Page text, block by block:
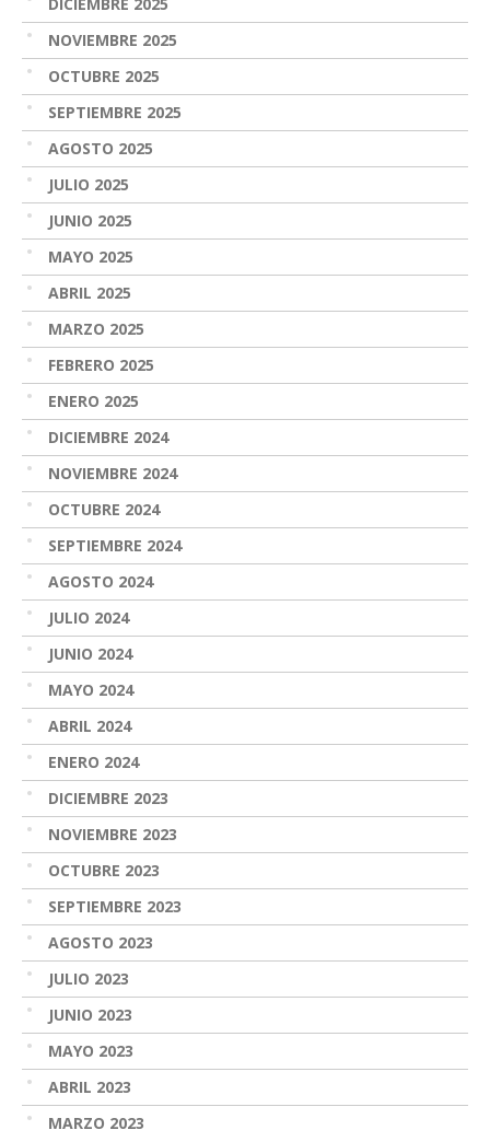
NOVIEMBRE 2025
OCTUBRE 2025
SEPTIEMBRE 2025
AGOSTO 2025
JULIO 2025
JUNIO 2025
MAYO 2025
ABRIL 2025
MARZO 2025
FEBRERO 2025
ENERO 2025
DICIEMBRE 2024
NOVIEMBRE 2024
OCTUBRE 2024
SEPTIEMBRE 2024
AGOSTO 2024
JULIO 2024
JUNIO 2024
MAYO 2024
ABRIL 2024
ENERO 2024
DICIEMBRE 2023
NOVIEMBRE 2023
OCTUBRE 2023
SEPTIEMBRE 2023
AGOSTO 2023
JULIO 2023
JUNIO 2023
MAYO 2023
ABRIL 2023
MARZO 2023